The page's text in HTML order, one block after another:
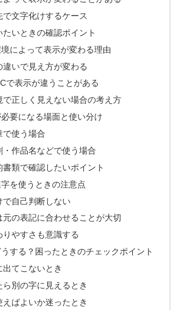
で文字化けするケース
たいときの確認ポイント
によって表示が変わる理由
違いで見え方が変わる
で表示が違うことがある
で正しく見えない場合の考え方
要になる場面と使い分け
で使う場合
・作品名などで使う場合
書類で確認したいポイント
字を使うときの注意点
で自己判断しない
元の表記に合わせることが大切
りやすさも意識する
する？困ったときのチェックポイント
出てこないとき
ら別の字に見えるとき
えばよいか迷ったとき